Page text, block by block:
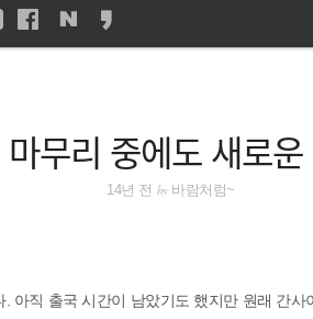
무리 중에도 새로
14년 전 by바람처럼~
아직 출국 시간이 남았기도 했지만 원래 간